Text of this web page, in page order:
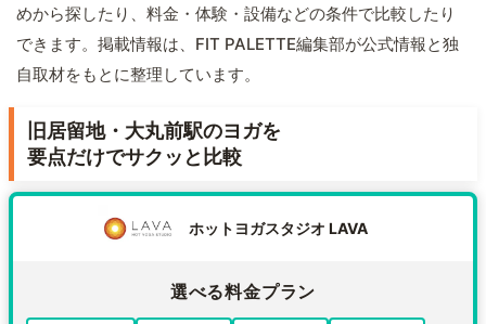
めから探したり、料金・体験・設備などの条件で比較したり
できます。掲載情報は、FIT PALETTE編集部が公式情報と独
自取材をもとに整理しています。
旧居留地・大丸前駅のヨガを
要点だけでサクッと比較
ホットヨガスタジオ LAVA
選べる料金プラン